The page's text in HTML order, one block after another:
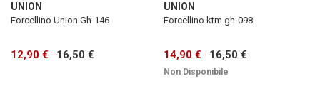
UNION
Forcellino Union Gh-146
12,90 € 16,50 €
UNION
Forcellino ktm gh-098
14,90 € 16,50 €
Non Disponibile